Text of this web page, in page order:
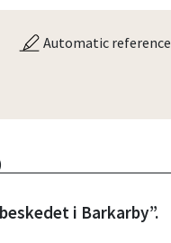
Automatic reference
i Barkarby”.